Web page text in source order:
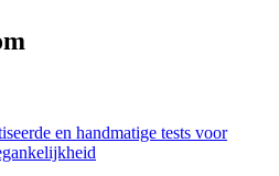
en handmatige tests voor